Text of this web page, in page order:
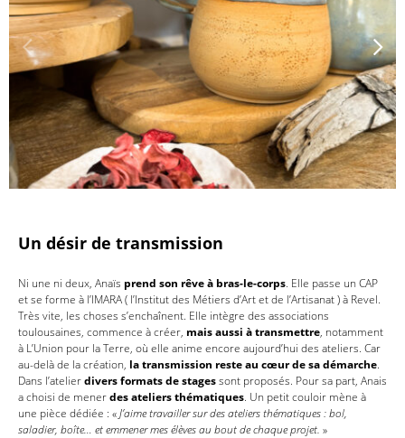
Un désir de transmission
Ni une ni deux, Anaïs prend son rêve à bras-le-corps. Elle passe un CAP
et se forme à l’IMARA ( l’Institut des Métiers d’Art et de l’Artisanat ) à Revel.
Très vite, les choses s’enchaînent. Elle intègre des associations
toulousaines, commence à créer, mais aussi à transmettre, notamment
à L’Union pour la Terre, où elle anime encore aujourd’hui des ateliers. Car
au-delà de la création, la transmission reste au cœur de sa démarche.
Dans l’atelierdivers formats de stagessont proposés. Pour sa part, Anais
a choisi de menerdes ateliers thématiques. Un petit couloir mène à
une pièce dédiée : «J’aime travailler sur des ateliers thématiques : bol,
saladier, boîte… et emmener mes élèves au bout de chaque projet. »